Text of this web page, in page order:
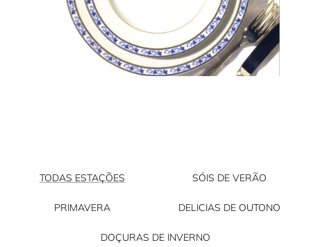
TODAS ESTAÇÕES SÓIS DE VERÃO
PRIMAVERA DELICIAS DE OUTONO
DOÇURAS DE INVERNO